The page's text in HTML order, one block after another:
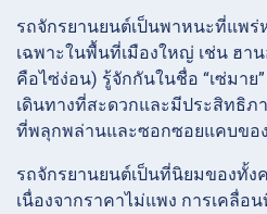
รถจักรยานยนต์เป็นพาหนะที่แพร่
เฉพาะในพื้นที่เมืองใหญ่ เช่น ฮา
คือไซ่ง่อน) รู้จักกันในชื่อ “เซ่มาย
เดินทางที่สะดวกและมีประสิทธิ
ที่พลุกพล่านและซอกซอยแคบของ
รถจักรยานยนต์เป็นที่นิยมของทั้ง
เนื่องจากราคาไม่แพง การเคลื่อ